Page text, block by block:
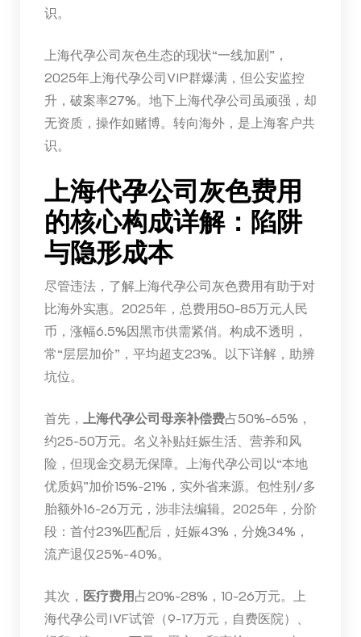
识。
上海代孕公司灰色生态的现状“一线加剧”，
2025年上海代孕公司VIP群爆满，但公安监控
升，破案率27%。地下上海代孕公司虽顽强，却
无资质，操作如赌博。转向海外，是上海客户共
识。
上海代孕公司灰色费用
的核心构成详解：陷阱
与隐形成本
尽管违法，了解上海代孕公司灰色费用有助于对
比海外实惠。2025年，总费用50-85万元人民
币，涨幅6.5%因黑市供需紧俏。构成不透明，
常“层层加价”，平均超支23%。以下详解，助辨
坑位。
首先， 上海代孕公司母亲补偿费占50%-65%，
约25-50万元。名义补贴妊娠生活、营养和风
险，但现金交易无保障。上海代孕公司以“本地
优质妈”加价15%-21%，实外省来源。包性别/多
胎额外16-26万元，涉非法编辑。2025年，分阶
段：首付23%匹配后，妊娠43%，分娩34%，
流产退仅25%-40%。
其次， 医疗费用占20%-28%，10-26万元。上
海代孕公司IVF试管（9-17万元，自费医院）、